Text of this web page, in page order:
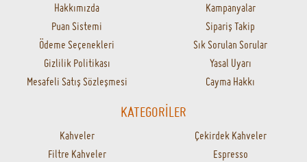
Hakkımızda
Kampanyalar
Puan Sistemi
Sipariş Takip
Ödeme Seçenekleri
Sık Sorulan Sorular
Gizlilik Politikası
Yasal Uyarı
Mesafeli Satış Sözleşmesi
Cayma Hakkı
KATEGORİLER
Kahveler
Çekirdek Kahveler
Filtre Kahveler
Espresso